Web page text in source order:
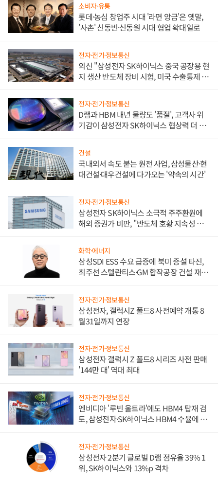
소비자·유통
롯데·농심 창업주 시대 '라면 앙금'은 옛말,
'사촌' 신동빈·신동원 시대 협업 확대일로
전자·전기·정보통신
외신 "삼성전자 SK하이닉스 중국 공장용 현
지 생산 반도체 장비 시험, 미국 수출통제 대
전자·전기·정보통신
D램과 HBM 내년 물량도 '품절', 고객사 위
기감이 삼성전자 SK하이닉스 협상력 더 키
건설
국내외서 속도 붙는 원전 사업, 삼성물산·현
대건설·대우건설에 다가오는 '약속의 시간'
전자·전기·정보통신
삼성전자 SK하이닉스 소극적 주주환원에
해외 증권가 비판, "반도체 호황 지속성 의
화학·에너지
삼성SDI ESS 수요 급증에 북미 증설 타진,
최주선 스텔란티스·GM 합작공장 건설 재추
전자·전기·정보통신
삼성전자, 갤럭시Z 폴드8 사전예약 개통 8
월31일까지 연장
전자·전기·정보통신
삼성전자 갤럭시 Z 폴드8 시리즈 사전 판매
'144만 대' 역대 최대
전자·전기·정보통신
엔비디아 '루빈 울트라'에도 HBM4 탑재 검
토, 삼성전자·SK하이닉스 HBM4 수율에 주
전자·전기·정보통신
삼성전자 2분기 글로벌 D램 점유율 39% 1
위, SK하이닉스와 13%p 격차